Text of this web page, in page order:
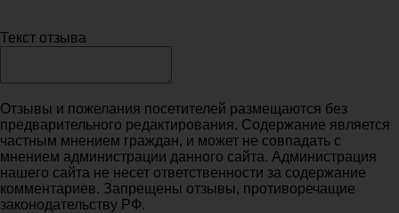
Текст отзыва
Отзывы и пожелания посетителей размещаются без
предварительного редактирования. Содержание является
частным мнением граждан, и может не совпадать с
мнением администрации данного сайта. Администрация
нашего сайта не несет ответственности за содержание
комментариев. Запрещены отзывы, противоречащие
законодательству РФ.